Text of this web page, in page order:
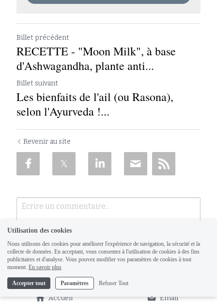
Billet précédent
RECETTE - "Moon Milk", à base
d'Ashwagandha, plante anti...
Billet suivant
Les bienfaits de l'ail (ou Rasona),
selon l'Ayurveda !...
Revenir au site
Accueil Email
Utilisation des cookies
Nous utilisons des cookies pour améliorer l'expérience de navigation, la sécurité et la
collecte de données. En acceptant, vous consentez à l'utilisation de cookies à des fins
publicitaires et d'analyse. Vous pouvez modifier vos paramètres de cookies à tout
moment. En savoir plus
Accepter tout Paramètres Refuser Tout